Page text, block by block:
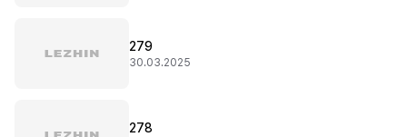
279
30.03.2025
278